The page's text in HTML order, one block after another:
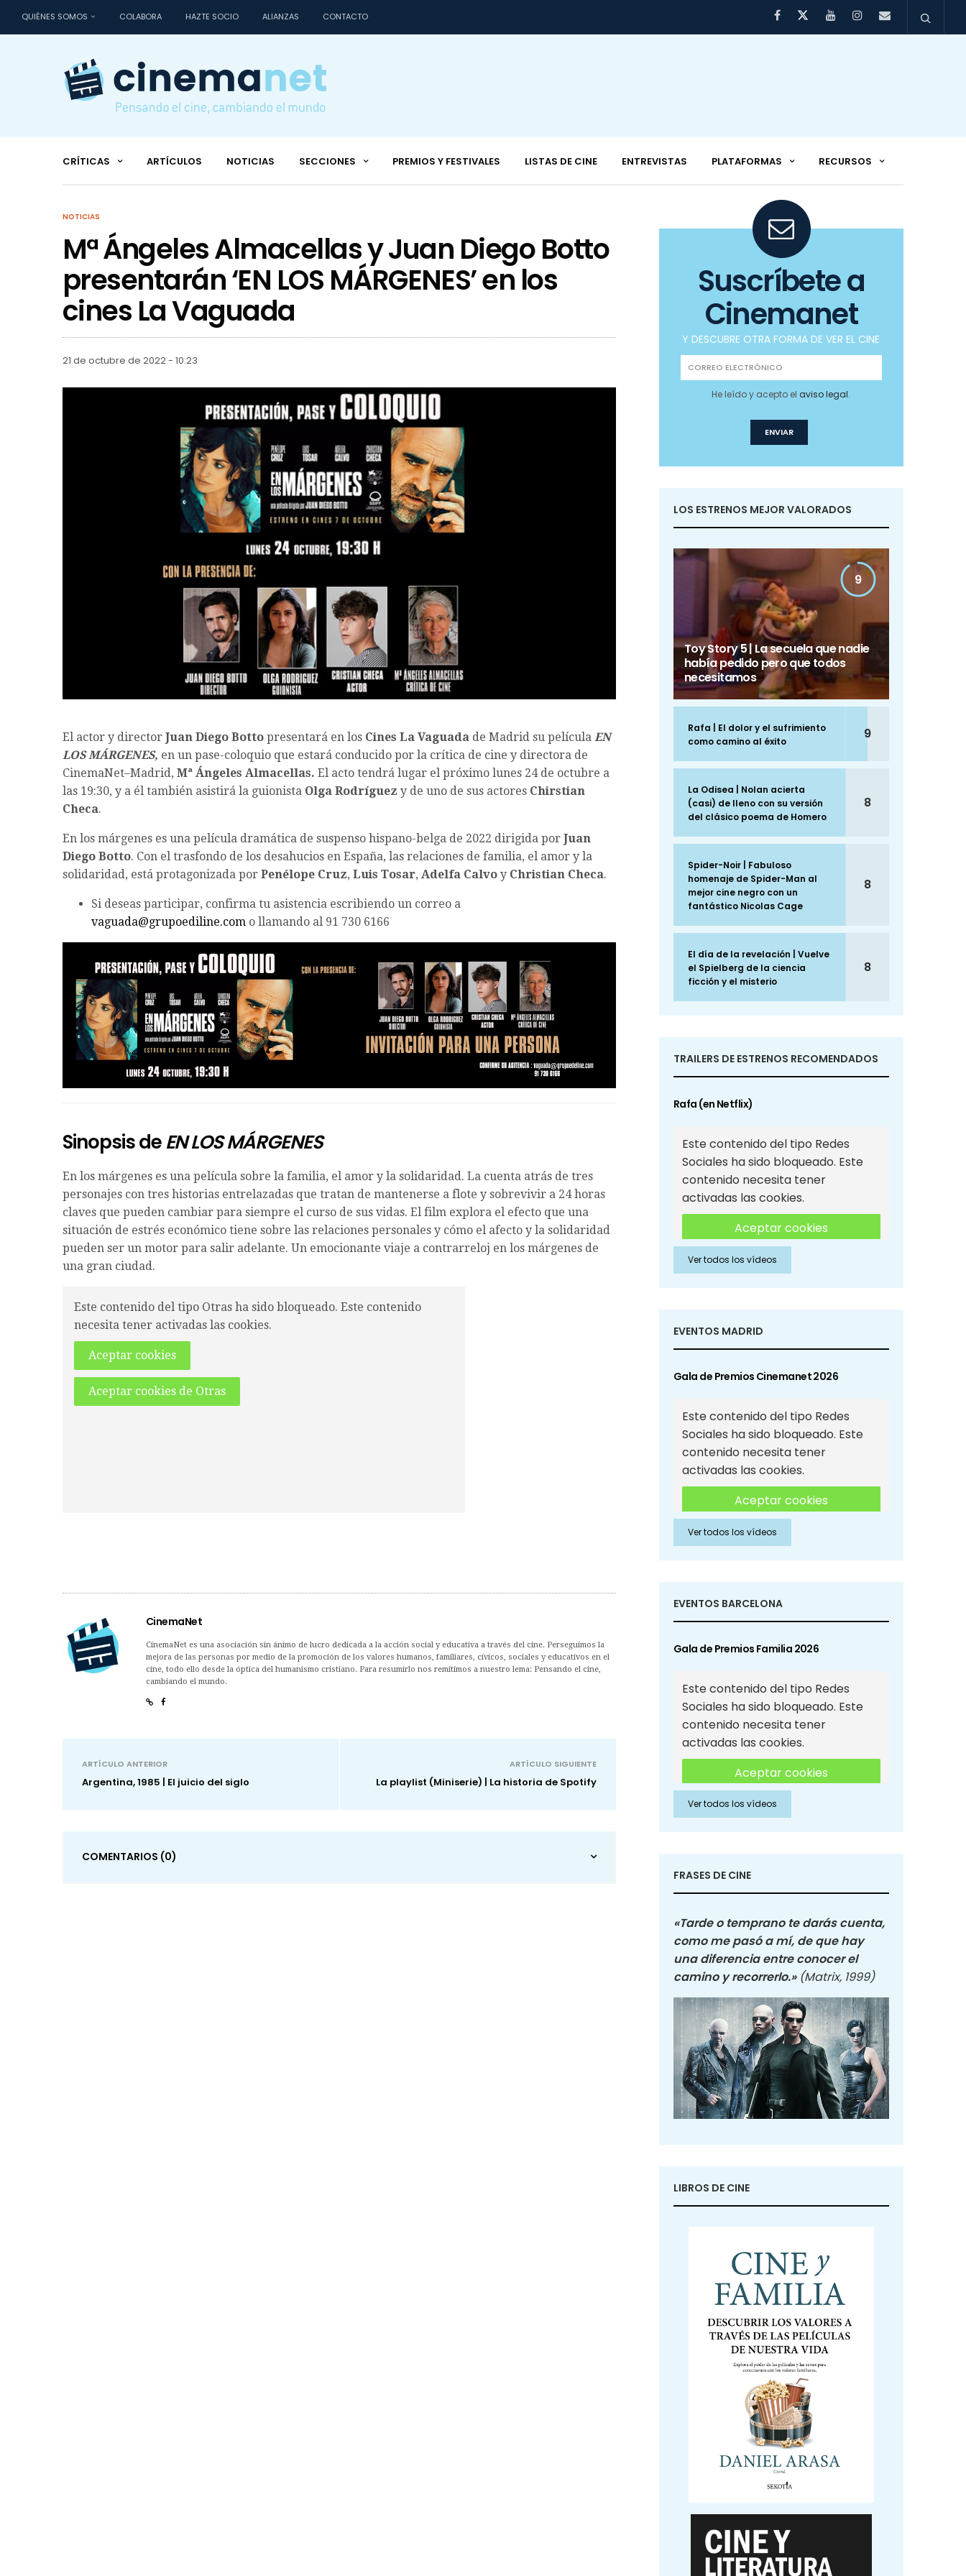
QUIÉNES SOMOS COLABORA HAZTE SOCIO ALIANZAS CONTACTO
CRÍTICAS ARTÍCULOS NOTICIAS SECCIONES PREMIOS Y FESTIVALES LISTAS DE CINE ENTREVISTAS PLATAFORMAS RECURSOS
NOTICIAS
Mª Ángeles Almacellas y Juan Diego Botto
presentarán ‘EN LOS MÁRGENES’ en los
cines La Vaguada
21 de octubre de 2022 - 10:23
El actor y director Juan Diego Botto presentará en los Cines La Vaguada de Madrid su película EN
LOS MÁRGENES, en un pase-coloquio que estará conducido por la crítica de cine y directora de
CinemaNet–Madrid, Mª Ángeles Almacellas. El acto tendrá lugar el próximo lunes 24 de octubre a
las 19:30, y a él también asistirá la guionista Olga Rodríguez y de uno de sus actores Chirstian
Checa.
En los márgenes es una película dramática de suspenso hispano-belga de 2022 dirigida por Juan
Diego Botto. Con el trasfondo de los desahucios en España, las relaciones de familia, el amor y la
solidaridad, está protagonizada por Penélope Cruz, Luis Tosar, Adelfa Calvo y Christian Checa.
Si deseas participar, confirma tu asistencia escribiendo un correo a
vaguada@grupoediline.com o llamando al 91 730 6166
Sinopsis deEN LOS MÁRGENES
En los márgenes es una película sobre la familia, el amor y la solidaridad. La cuenta atrás de tres
personajes con tres historias entrelazadas que tratan de mantenerse a flote y sobrevivir a 24 horas
claves que pueden cambiar para siempre el curso de sus vidas. El film explora el efecto que una
situación de estrés económico tiene sobre las relaciones personales y cómo el afecto y la solidaridad
pueden ser un motor para salir adelante. Un emocionante viaje a contrarreloj en los márgenes de
una gran ciudad.
Este contenido del tipo Otras ha sido bloqueado. Este contenido
necesita tener activadas las cookies.
Aceptar cookies
Aceptar cookies de Otras
CinemaNet
CinemaNet es una asociación sin ánimo de lucro dedicada a la acción social y educativa a través del cine. Perseguimos la
mejora de las personas por medio de la promoción de los valores humanos, familiares, cívicos, sociales y educativos en el
cine, todo ello desde la óptica del humanismo cristiano. Para resumirlo nos remitimos a nuestro lema: Pensando el cine,
cambiando el mundo.
ARTÍCULO ANTERIOR
Argentina, 1985 | El juicio del siglo
ARTÍCULO SIGUIENTE
La playlist (Miniserie) | La historia de Spotify
COMENTARIOS (0)
Suscríbete a
Cinemanet
Y DESCUBRE OTRA FORMA DE VER EL CINE
He leído y acepto elaviso legal.
LOS ESTRENOS MEJOR VALORADOS
9
Toy Story 5 | La secuela que nadie
había pedido pero que todos
necesitamos
Rafa | El dolor y el sufrimiento
como camino al éxito
9
La Odisea | Nolan acierta
(casi) de lleno con su versión
del clásico poema de Homero
8
Spider-Noir | Fabuloso
homenaje de Spider-Man al
mejor cine negro con un
fantástico Nicolas Cage
8
El día de la revelación | Vuelve
el Spielberg de la ciencia
ficción y el misterio
8
TRAILERS DE ESTRENOS RECOMENDADOS
Rafa (en Netflix)
Este contenido del tipo Redes
Sociales ha sido bloqueado. Este
contenido necesita tener
activadas las cookies.
Aceptar cookies
Aceptar cookies de Redes
Sociales
Ver todos los vídeos
EVENTOS MADRID
Gala de Premios Cinemanet 2026
Este contenido del tipo Redes
Sociales ha sido bloqueado. Este
contenido necesita tener
activadas las cookies.
Aceptar cookies
Aceptar cookies de Redes
Sociales
Ver todos los vídeos
EVENTOS BARCELONA
Gala de Premios Familia 2026
Este contenido del tipo Redes
Sociales ha sido bloqueado. Este
contenido necesita tener
activadas las cookies.
Aceptar cookies
Aceptar cookies de Redes
Sociales
Ver todos los vídeos
FRASES DE CINE
«Tarde o temprano te darás cuenta,
como me pasó a mí, de que hay
una diferencia entre conocer el
camino y recorrerlo.» (Matrix, 1999)
LIBROS DE CINE